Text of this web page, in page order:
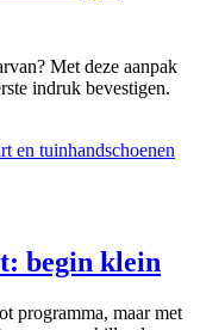
Met deze aanpak
indruk bevestigen.
begin klein
programma, maar met